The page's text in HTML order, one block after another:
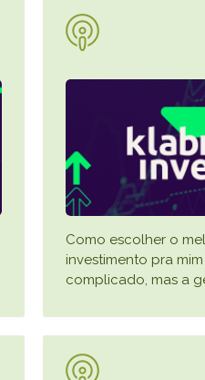
Como escolher o
investimento pra
complicado, mas a